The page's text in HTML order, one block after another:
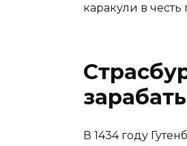
каракули в
В 1434 году